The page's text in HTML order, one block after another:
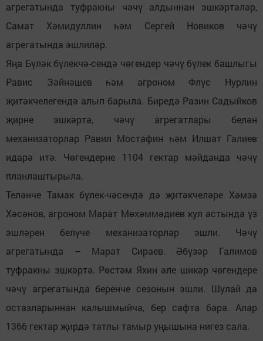
агрегатында туфракны чәчү алдыннан эшкәртәләр,
Самат Хәмидуллин һәм Сергей Новиков чәчү
агрегатында эшлиләр.
Яңа Бүләк бүлекчә-сендә чөгендер чәчү бүлек башлыгы
Равис Зәйнәшев һәм агроном Флүс Нурлин
җитәкчелегендә алып барыла. Биредә Разин Садыйков
җирне эшкәртә, чәчү агрегатлары белән
механизаторлар Равил Мостафин һәм Илшат Галиев
идарә итә. Чөгендерне 1104 гектар мәйданда чәчү
планлаштырыла.
Теләнче Тамак бүлек-чәсендә дә җитәкчеләре Хәмзә
Хәсәнов, агроном Марат Мөхәммәдиев кул астында үз
эшләрен белүче механизаторлар эшли. Чәчү
агрегатында – Марат Сираев. Әбүзәр Галимов
туфракны эшкәртә. Рөстәм Яхин әле шикәр чөгендере
чәчү агрегатында беренче сезонын эшли. Шулай да
остазларыннан калышмыйча, бер сафта бара. Алар
1366 гектар җирдә татлы тамыр уңышына нигез сала.